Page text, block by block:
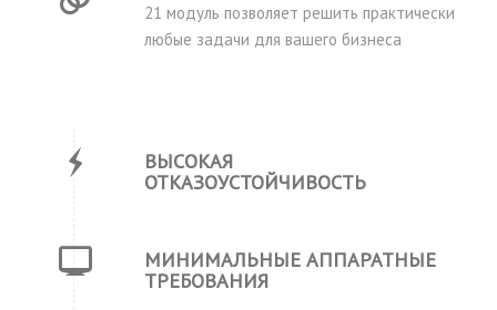
21 модуль позволяет решить практически
любые задачи для вашего бизнеса
ВЫСОКАЯ
ОТКАЗОУСТОЙЧИВОСТЬ
МИНИМАЛЬНЫЕ АППАРАТНЫЕ
ТРЕБОВАНИЯ